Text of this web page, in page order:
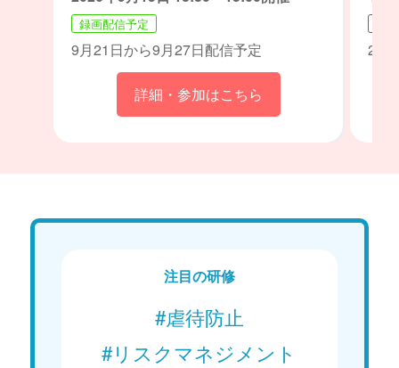
録画配信予定
9月21日から9月27日配信予定
詳細・参加はこちら
注目の研修
#虐待防止
#リスクマネジメント